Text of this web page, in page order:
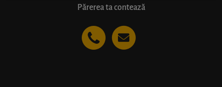
Părerea ta contează